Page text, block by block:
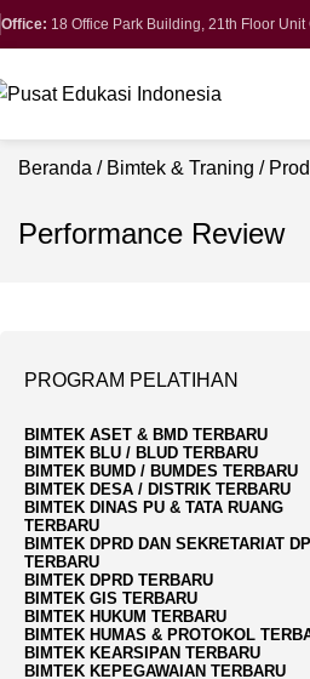
Office: 18 Office Park Building, 21th Floor
Beranda Bimtek & Traning
Performance Review
PROGRAM PELATIHAN
BIMTEK ASET & BMD TERBARU
BIMTEK BLU / BLUD TERBARU
BIMTEK BUMD / BUMDES TERBARU
BIMTEK DESA / DISTRIK TERBARU
BIMTEK DINAS PU & TATA RUANG
TERBARU
BIMTEK DPRD DAN SEKRETARIAT
TERBARU
BIMTEK DPRD TERBARU
BIMTEK GIS TERBARU
BIMTEK HUKUM TERBARU
BIMTEK HUMAS & PROTOKOL
BIMTEK KEARSIPAN TERBARU
BIMTEK KEPEGAWAIAN TERBARU